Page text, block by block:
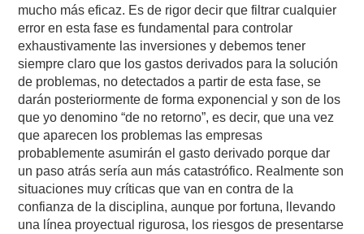
mucho más eficaz. Es de rigor decir que filtrar cualquier
error en esta fase es fundamental para controlar
exhaustivamente las inversiones y debemos tener
siempre claro que los gastos derivados para la solución
de problemas, no detectados a partir de esta fase, se
darán posteriormente de forma exponencial y son de los
que yo denomino “de no retorno”, es decir, que una vez
que aparecen los problemas las empresas
probablemente asumirán el gasto derivado porque dar
un paso atrás sería aun más catastrófico. Realmente son
situaciones muy críticas que van en contra de la
confianza de la disciplina, aunque por fortuna, llevando
una línea proyectual rigurosa, los riesgos de presentarse